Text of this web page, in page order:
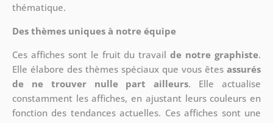
thématique.
Des thèmes uniques à notre équipe
Ces affiches sont le fruit du travail de notre graphiste.
Elle élabore des thèmes spéciaux que vous êtesassurés
de ne trouver nulle part ailleurs. Elle actualise
constamment les affiches, en ajustant leurs couleurs en
fonction des tendances actuelles. Ces affiches sont une